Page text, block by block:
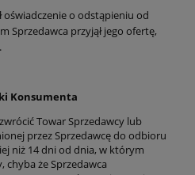
oświadczenie o odstąpieniu od
Sprzedawca przyjął jego ofertę,
Konsumenta
Towar Sprzedawcy lub
przez Sprzedawcę do odbioru
niż 14 dni od dnia, w którym
chyba że Sprzedawca